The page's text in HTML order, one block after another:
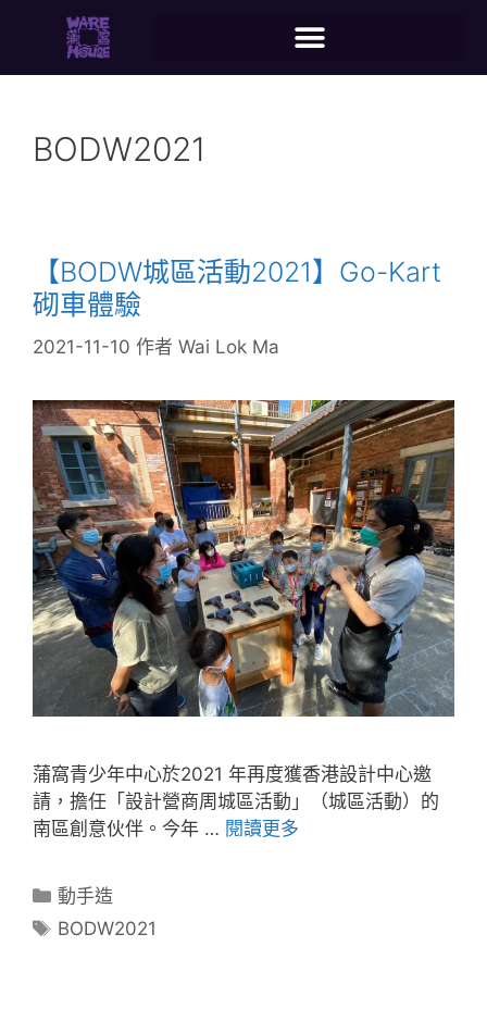
BODW2021
【BODW城區活動2021】Go-Kart
砌車體驗
2021-11-10 作者 Wai Lok Ma
蒲窩青少年中心於2021 年再度獲香港設計中心邀
請，擔任「設計營商周城區活動」（城區活動）的
南區創意伙伴。今年 … 閱讀更多
動手造
BODW2021